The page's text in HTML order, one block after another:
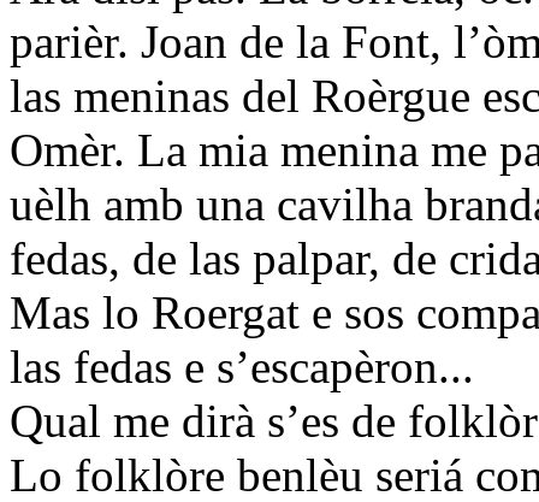
parièr. Joan de la Font,
las meninas del Roèrgue
Omèr. La mia menina me
uèlh amb una cavilha
fedas, de las palpar, de
Mas lo Roergat e sos
las fedas e s’escapèron...
Qual me dirà s’es de
Lo folklòre benlèu seriá